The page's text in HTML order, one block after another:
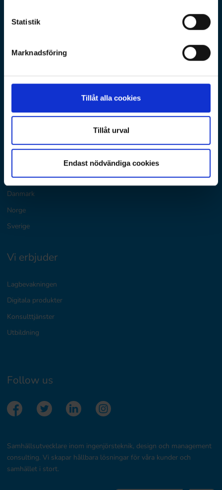
Statistik
Marknadsföring
Tillåt alla cookies
Tillåt urval
Endast nödvändiga cookies
Huvudkontor: Krukmakargatan 21, Stockholm
Postadress: Box 17009
utbildning@ramboll.se
lagbevakning@ramboll.se
Legal Disclaimer
D&E Nordics
Finland
Danmark
Norge
Sverige
Vi erbjuder
Lagbevakningen
Digitala produkter
Konsulttjänster
Utbildning
Follow us
Samhällsutvecklare inom ingenjörsteknik, design och management
consulting. Vi skapar hållbara lösningar för våra kunder och
samhället i stort.